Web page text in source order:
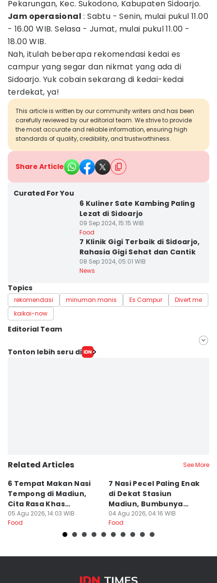
Pekarungan, Kec. Sukodono, Kabupaten Sidoarjo.
Jam operasional : Sabtu - Senin, mulai pukul 11.00
- 16.00 WIB. Selasa - Jumat, mulai pukul 11.00 -
18.00 WIB.
Nah, itulah beberapa rekomendasi kedai es
campur yang segar dan nikmat yang ada di
Sidoarjo. Yuk cobain sekarang di kedai-kedai
terdekat, ya!
This article is written by our community writers and has been
carefully reviewed by our editorial team. We strive to provide
the most accurate and reliable information, ensuring high
standards of quality, credibility, and trustworthiness.
Share Article
Curated For You
6 Kuliner Sate Kambing Paling
Lezat di Sidoarjo
09 Sep 2024, 15:15 WIB
Food
7 Klinik Gigi Terbaik di Sidoarjo,
Rahasia Gigi Sehat dan Cantik
08 Sep 2024, 05:01 WIB
News
Topics
rekomendasi minuman manis Es Campur
Divert me
kaikai-now
Editorial Team
Editor
Tonton lebih seru di
Related Articles See More
6 Tempat Makan Nasi
Tempong di Madiun,
Cita Rasa Khas
Banyuwangi
05 Agu 2026, 14:03 WIB
Food
7 Nasi Pecel Paling Enak
di Dekat Stasiun
Madiun, Bumbunya
Khas
04 Agu 2026, 04:16 WIB
Food